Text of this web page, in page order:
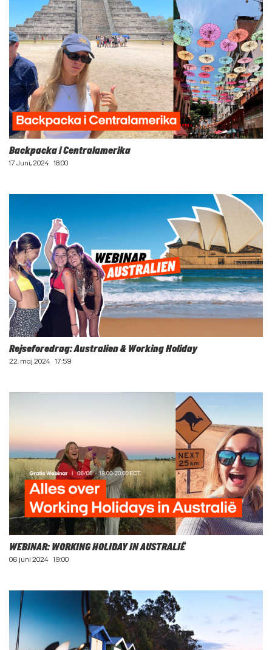
Backpacka i Centralamerika
17 Juni, 2024 18:00
Rejseforedrag: Australien & Working Holiday
22. maj 2024 17:59
WEBINAR: WORKING HOLIDAY IN AUSTRALIË
06 juni 2024 19:00